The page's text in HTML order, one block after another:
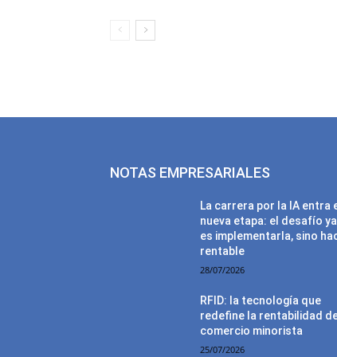
NOTAS EMPRESARIALES
La carrera por la IA entra
nueva etapa: el desafío
es implementarla, sino
rentable
28/07/2026
RFID: la tecnología que
redefine la rentabilidad
comercio minorista
25/07/2026